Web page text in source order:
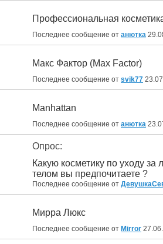
Профессиональная
Последнее сообщение от анютка
Макс Фактор (Max Factor)
Последнее сообщение от svik77
Manhattan
Последнее сообщение от анютка
Опрос:
Какую косметику по уходу за
телом вы предпочитаете ?
Последнее сообщение от
Мирра Люкс
Последнее сообщение от Mirror